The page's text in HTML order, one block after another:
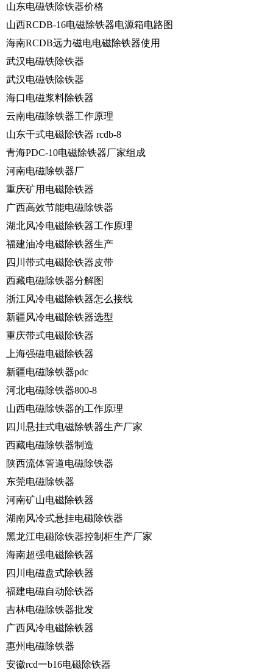
山东电磁铁除铁器价格
山西RCDB-16电磁除铁器电源箱电路图
海南RCDB远力磁电电磁除铁器使用
武汉电磁铁除铁器
武汉电磁铁除铁器
海口电磁浆料除铁器
云南电磁除铁器工作原理
山东干式电磁除铁器 rcdb-8
青海PDC-10电磁除铁器厂家组成
河南电磁除铁器厂
重庆矿用电磁除铁器
广西高效节能电磁除铁器
湖北风冷电磁除铁器工作原理
福建油冷电磁除铁器生产
四川带式电磁除铁器皮带
西藏电磁除铁器分解图
浙江风冷电磁除铁器怎么接线
新疆风冷电磁除铁器选型
重庆带式电磁除铁器
上海强磁电磁除铁器
新疆电磁除铁器pdc
河北电磁除铁器800-8
山西电磁除铁器的工作原理
四川悬挂式电磁除铁器生产厂家
西藏电磁除铁器制造
陕西流体管道电磁除铁器
东莞电磁除铁器
河南矿山电磁除铁器
湖南风冷式悬挂电磁除铁器
黑龙江电磁除铁器控制柜生产厂家
海南超强电磁除铁器
四川电磁盘式除铁器
福建电磁自动除铁器
吉林电磁除铁器批发
广西风冷电磁除铁器
惠州电磁除铁器
安徽rcd一b16电磁除铁器